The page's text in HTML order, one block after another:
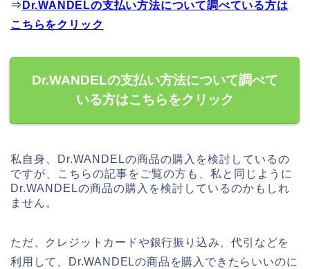
⇒ Dr.WANDELの支払い方法について調べている方は
こちらをクリック
Dr.WANDELの支払い方法について調べて
いる方はこちらをクリック
私自身、Dr.WANDELの商品の購入を検討しているの
ですが、こちらの記事をご覧の方も、私と同じように
Dr.WANDELの商品の購入を検討しているのかもしれ
ません。
ただ、クレジットカードや銀行振り込み、代引などを
利用して、Dr.WANDELの商品を購入できたらいいのに